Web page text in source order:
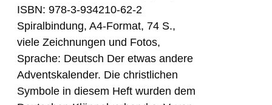
ISBN: 978-3-934210-62-2
Spiralbindung, A4-Format, 74 S.,
viele Zeichnungen und Fotos,
Sprache: Deutsch Der etwas andere
Adventskalender. Die christlichen
Symbole in diesem Heft wurden dem